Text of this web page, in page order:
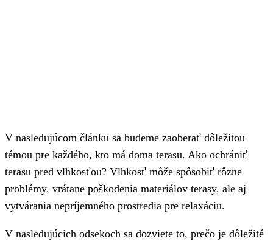
V nasledujúcom článku sa budeme zaoberať dôležitou
témou pre každého, kto má doma terasu. Ako ochrániť
terasu pred vlhkosťou? Vlhkosť môže spôsobiť rôzne
problémy, vrátane poškodenia materiálov terasy, ale aj
vytvárania nepríjemného prostredia pre relaxáciu.
V nasledujúcich odsekoch sa dozviete to, prečo je dôležité